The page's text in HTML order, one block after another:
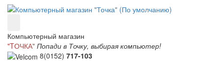
Компьютерный магазин
"TОЧКА" Попади в Точку, выбирая компьютер!
8(0152) 717-103